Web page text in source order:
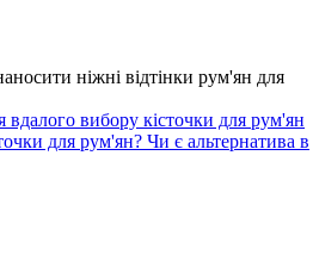
ніжні відтінки рум'ян для
вибору кісточки для рум'ян
для рум'ян? Чи є альтернатива в